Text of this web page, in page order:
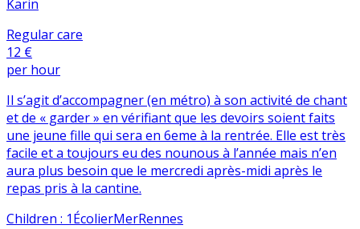
Karin
Regular care
12 €
per hour
Il s’agit d’accompagner (en métro) à son activité de chant
et de « garder » en vérifiant que les devoirs soient faits
une jeune fille qui sera en 6eme à la rentrée. Elle est très
facile et a toujours eu des nounous à l’année mais n’en
aura plus besoin que le mercredi après-midi après le
repas pris à la cantine.
Children : 1ÉcolierMerRennes